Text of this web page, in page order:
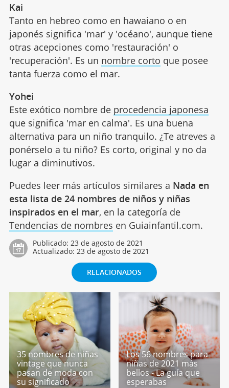
Kai
Tanto en hebreo como en hawaiano o en
japonés significa 'mar' y 'océano', aunque tiene
otras acepciones como 'restauración' o
'recuperación'. Es un nombre corto que posee
tanta fuerza como el mar.
Yohei
Este exótico nombre de procedencia japonesa
que significa 'mar en calma'. Es una buena
alternativa para un niño tranquilo. ¿Te atreves a
ponérselo a tu niño? Es corto, original y no da
lugar a diminutivos.
Puedes leer más artículos similares a Nada en
esta lista de 24 nombres de niños y niñas
inspirados en el mar, en la categoría de
Tendencias de nombres en Guiainfantil.com.
Publicado: 23 de agosto de 2021
Actualizado: 23 de agosto de 2021
RELACIONADOS
35 nombres de niñas
vintage que nunca
pasan de moda con
su significado
Los 56 nombres para
niñas de 2021 más
bellos - La guía que
esperabas